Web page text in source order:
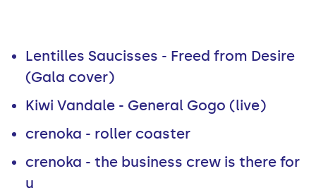
Lentilles Saucisses - Freed from Desire
(Gala cover)
Kiwi Vandale - General Gogo (live)
crenoka - roller coaster
crenoka - the business crew is there for
u